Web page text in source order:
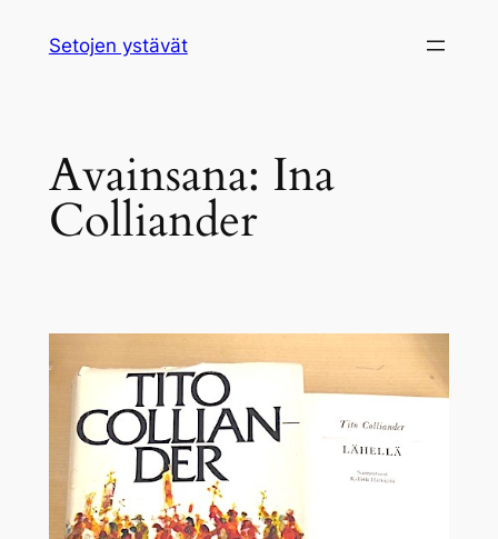
sisältöön
Setojen ystävät
Avainsana: Ina
Colliander